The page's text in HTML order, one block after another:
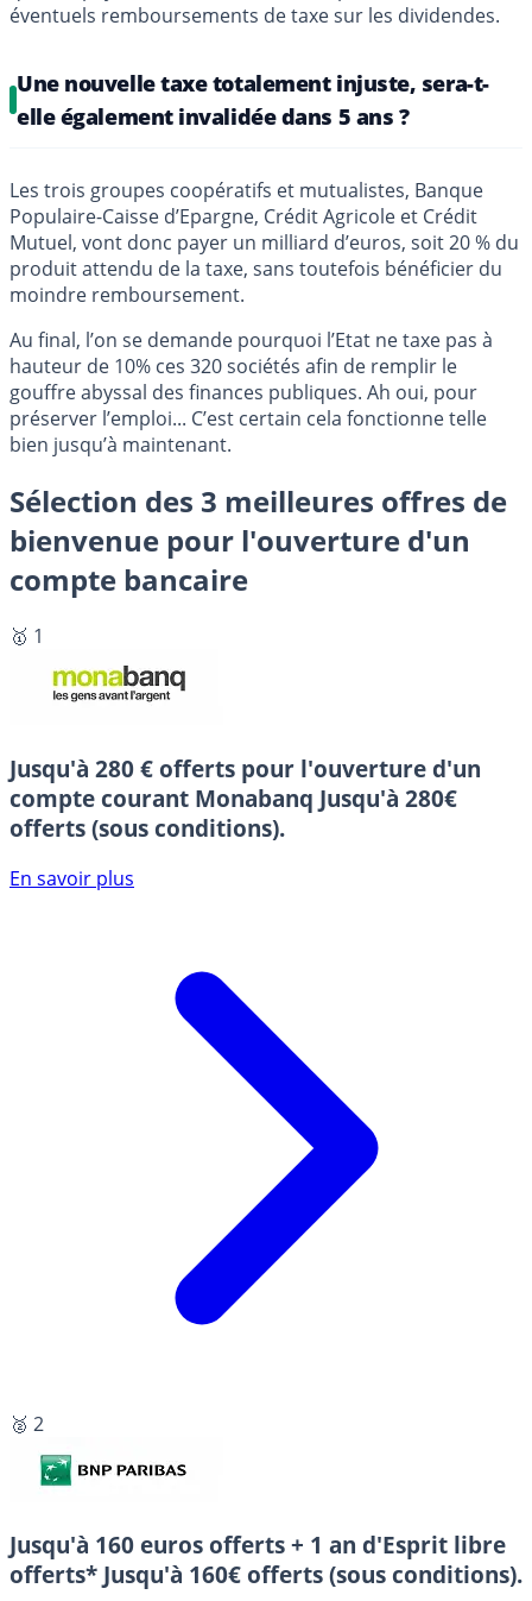
éventuels remboursements de taxe sur les dividendes.
Une nouvelle taxe totalement injuste, sera-t-
elle également invalidée dans 5 ans ?
Les trois groupes coopératifs et mutualistes, Banque
Populaire-Caisse d’Epargne, Crédit Agricole et Crédit
Mutuel, vont donc payer un milliard d’euros, soit 20 % du
produit attendu de la taxe, sans toutefois bénéficier du
moindre remboursement.
Au final, l’on se demande pourquoi l’Etat ne taxe pas à
hauteur de 10% ces 320 sociétés afin de remplir le
gouffre abyssal des finances publiques. Ah oui, pour
préserver l’emploi... C’est certain cela fonctionne telle
bien jusqu’à maintenant.
Sélection des 3 meilleures offres de
bienvenue pour l'ouverture d'un
compte bancaire
🥇 1
Jusqu'à 280 € offerts pour l'ouverture d'un
compte courant Monabanq Jusqu'à 280€
offerts (sous conditions).
En savoir plus
🥈 2
Jusqu'à 160 euros offerts + 1 an d'Esprit libre
offerts* Jusqu'à 160€ offerts (sous conditions).